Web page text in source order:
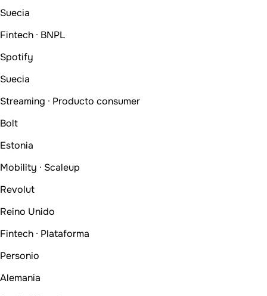
Suecia
Fintech · BNPL
Spotify
Suecia
Streaming · Producto consumer
Bolt
Estonia
Mobility · Scaleup
Revolut
Reino Unido
Fintech · Plataforma
Personio
Alemania